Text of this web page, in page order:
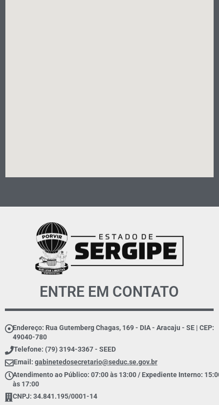
ENTRE EM CONTATO
Endereço: Rua Gutemberg Chagas, 169 - DIA - Aracaju - SE | CEP:
49040-780
Telefone: (79) 3194-3367 - SEED
Email: gabinetedosecretario@seduc.se.gov.br
Atendimento ao Público: 07:00 às 13:00 / Expediente Interno:
às 17:00
CNPJ: 34.841.195/0001-14